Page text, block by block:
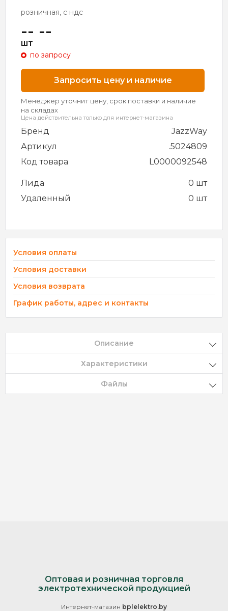
розничная, с ндс
-- --
шт
по запросу
Запросить цену и наличие
Менеджер уточнит цену, срок поставки и наличие
на складах
Цена действительна только для интернет-магазина
Бренд
JazzWay
Артикул
.5024809
Код товара
L0000092548
Лида
0 шт
Удаленный
0 шт
Условия оплаты
Условия доставки
Условия возврата
График работы, адрес и контакты
Описание
Характеристики
Файлы
Оптовая и розничная торговля
электротехнической продукцией
Интернет-магазин bplelektro.by